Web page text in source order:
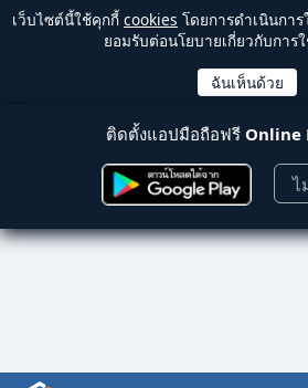
เว็บไซต์นี้ใช้คุกกี้ cookies โดยการดำเนินกา
ยอมรับต่อนโยบายเกี่ยวกับการ
ติดตั้งแอปมือถือฟรี Online
ไ